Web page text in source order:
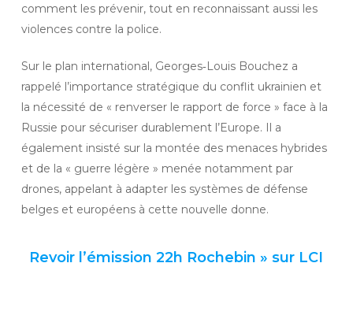
comment les prévenir, tout en reconnaissant aussi les
violences contre la police.
Sur le plan international, Georges‑Louis Bouchez a
rappelé l’importance stratégique du conflit ukrainien et
la nécessité de « renverser le rapport de force » face à la
Russie pour sécuriser durablement l’Europe. Il a
également insisté sur la montée des menaces hybrides
et de la « guerre légère » menée notamment par
drones, appelant à adapter les systèmes de défense
belges et européens à cette nouvelle donne.
Revoir l’émission 22h Rochebin » sur LCI